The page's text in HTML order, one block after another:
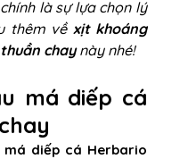
là sự lựa chọn lý
thêm về xịt khoáng
chaynày nhé!
má diếp cá
diếp cá Herbario